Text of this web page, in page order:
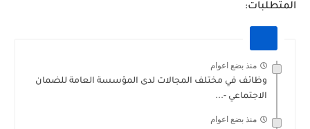
المتطلبات:
منذ بضع اعوام
وظائف في مختلف المجالات لدى المؤسسة العامة للضمان
الاجتماعي -...
منذ بضع اعوام